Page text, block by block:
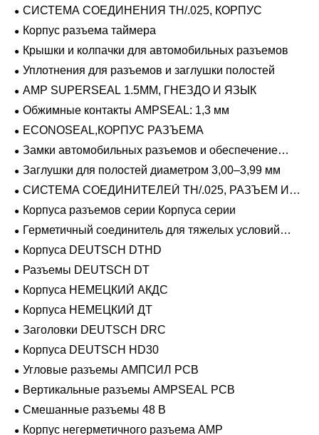
герметичный
СИСТЕМА СОЕДИНЕНИЯ TH/.025, КОРПУС
Корпус разъема таймера
Крышки и колпачки для автомобильных разъемов
Уплотнения для разъемов и заглушки полостей
AMP SUPERSEAL 1.5MM, ГНЕЗДО И ЯЗЫК
Обжимные контакты AMPSEAL: 1,3 мм
ECONOSEAL,КОРПУС РАЗЪЕМА
Замки автомобильных разъемов и обеспечение
положения
Заглушки для полостей диаметром 3,00–3,99 мм
СИСТЕМА СОЕДИНИТЕЛЕЙ TH/.025, РАЗЪЕМ И
ВКЛАДЫШ
Корпуса разъемов серии Корпуса серии
Герметичный соединитель для тяжелых условий
эксплуатации Фиксирующие направляющие серии
Корпуса DEUTSCH DTHD
Разъемы DEUTSCH DT
Корпуса НЕМЕЦКИЙ АКДС
Корпуса НЕМЕЦКИЙ ДТ
Заголовки DEUTSCH DRC
Корпуса DEUTSCH HD30
Угловые разъемы АМПСИЛ PCB
Вертикальные разъемы AMPSEAL PCB
Смешанные разъемы 48 В
Корпус негерметичного разъема AMP